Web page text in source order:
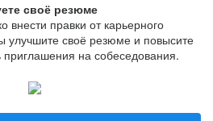
своё резюме
внести правки от карьерного
улучшите своё резюме и повысите
на собеседования.